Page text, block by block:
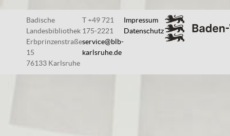
Badische
Landesbibliothek
Erbprinzenstraße
15
76133 Karlsruhe
T +49 721
175-2221
service@blb-
karlsruhe.de
Impressum
Datenschutz